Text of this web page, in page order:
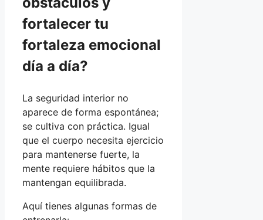
fortalecer tu
fortaleza emocional
día a día?
La seguridad interior no
aparece de forma espontánea;
se cultiva con práctica. Igual
que el cuerpo necesita ejercicio
para mantenerse fuerte, la
mente requiere hábitos que la
mantengan equilibrada.
Aquí tienes algunas formas de